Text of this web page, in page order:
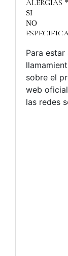
Para
sobre el
web
las redes